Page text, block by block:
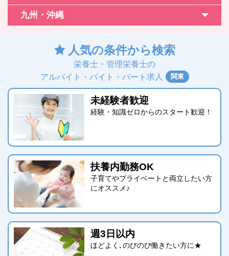
九州・沖縄
人気の条件から検索
栄養士・管理栄養士の
アルバイト・バイト・パート求人
関東
未経験者歓迎
経験・知識ゼロからのスタート歓迎！
扶養内勤務OK
子育てやプライベートと両立したい方
にオススメ♪
週3日以内
ほどよく､のびのび働きたい方に★